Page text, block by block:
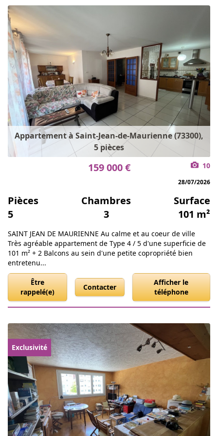
Appartement à Saint-Jean-de-Maurienne (73300),
5 pièces
159 000 € 10
28/07/2026
Pièces
5
Chambres
3
Surface
101 m²
SAINT JEAN DE MAURIENNE Au calme et au coeur de ville
Très agréable appartement de Type 4 / 5 d'une superficie de
101 m² + 2 Balcons au sein d'une petite copropriété bien
entretenu...
Être
rappelé(e)
Contacter
Afficher le
téléphone
Exclusivité